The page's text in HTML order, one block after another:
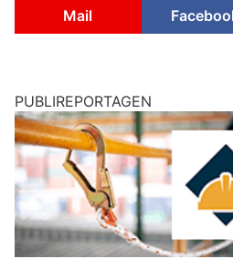
Mail
PUBLIREPORTAGEN